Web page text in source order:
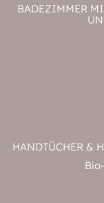
BADEZIMMER
HANDTÜCHER &